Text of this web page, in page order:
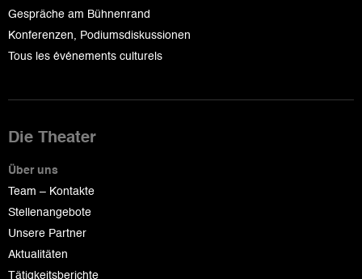
Gespräche am Bühnenrand
Konferenzen, Podiumsdiskussionen
Tous les événements culturels
Die Theater
Über uns
Team – Kontakte
Stellenangebote
Unsere Partner
Aktualitäten
Tätigkeitsberichte